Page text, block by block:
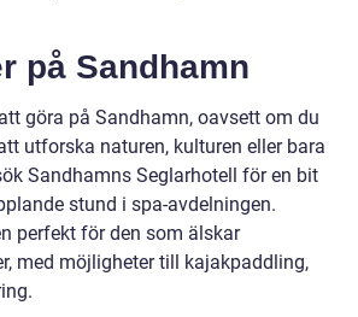
på Sandhamn
göra på Sandhamn, oavsett om du
utforska naturen, kulturen eller bara
Sandhamns Seglarhotell för en bit
stund i spa-avdelningen.
perfekt för den som älskar
med möjligheter till kajakpaddling,